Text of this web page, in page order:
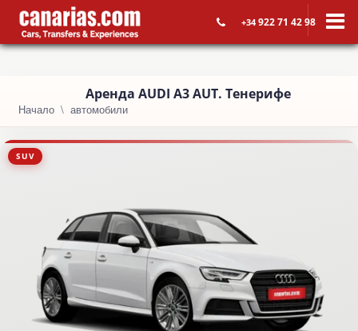
+34922 71 42 98
Aренда AUDI A3 AUT. Тенерифе
Начало автомобили
SUV